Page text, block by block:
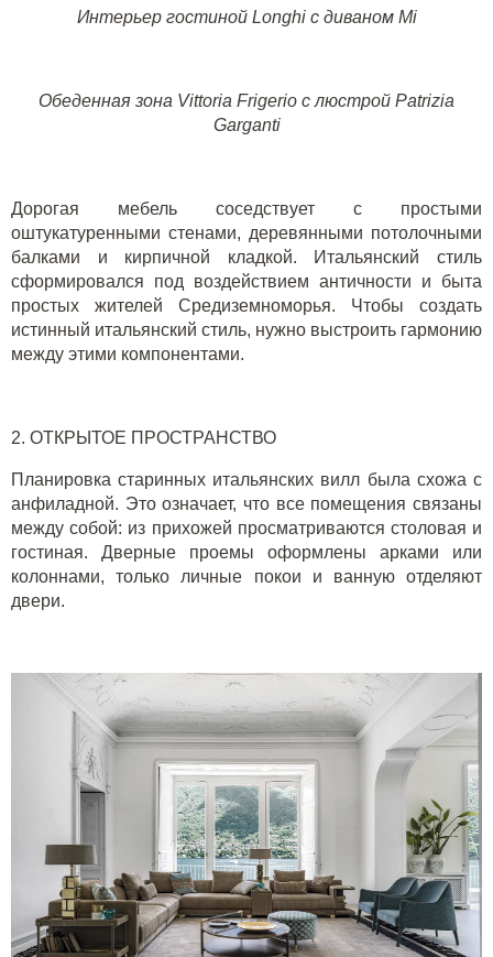
Интерьер гостиной Longhiс диваном Mi
Обеденная зона Vittoria Frigerio с люстрой Patrizia
Garganti
Дорогая мебель соседствует с простыми
оштукатуренными стенами, деревянными потолочными
балками и кирпичной кладкой. Итальянский стиль
сформировался под воздействием античности и быта
простых жителей Средиземноморья. Чтобы создать
истинный итальянский стиль, нужно выстроить гармонию
между этими компонентами.
2. ОТКРЫТОЕ ПРОСТРАНСТВО
Планировка старинных итальянских вилл была схожа с
анфиладной. Это означает, что все помещения связаны
между собой: из прихожей просматриваются столовая и
гостиная. Дверные проемы оформлены арками или
колоннами, только личные покои и ванную отделяют
двери.